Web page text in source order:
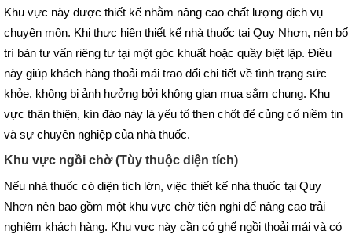
Khu vực này được thiết kế nhằm nâng cao chất lượng dịch vụ
chuyên môn. Khi thực hiện thiết kế nhà thuốc tại Quy Nhơn, nên bố
trí bàn tư vấn riêng tư tại một góc khuất hoặc quầy biệt lập. Điều
này giúp khách hàng thoải mái trao đổi chi tiết về tình trạng sức
khỏe, không bị ảnh hưởng bởi không gian mua sắm chung. Khu
vực thân thiện, kín đáo này là yếu tố then chốt để củng cố niềm tin
và sự chuyên nghiệp của nhà thuốc.
Khu vực ngồi chờ (Tùy thuộc diện tích)
Nếu nhà thuốc có diện tích lớn, việc thiết kế nhà thuốc tại Quy
Nhơn nên bao gồm một khu vực chờ tiện nghi để nâng cao trải
nghiệm khách hàng. Khu vực này cần có ghế ngồi thoải mái và có